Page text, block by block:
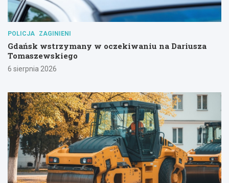
POLICJA ZAGINIENI
Gdańsk wstrzymany w oczekiwaniu na Dariusza
Tomaszewskiego
6 sierpnia 2026